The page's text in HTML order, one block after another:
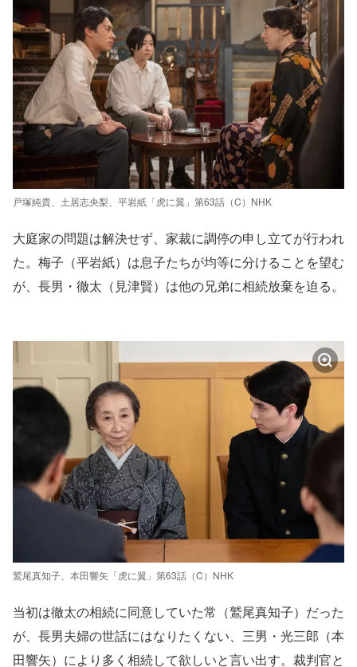
戸塚純貴、土居志央梨、平岩紙「虎に翼」第63話（C）NHK
大庭家の問題は解決せず、家裁に調停の申し立てが行われ
た。梅子（平岩紙）は息子たちが均等に分けることを望む
が、長男・徹太（見津賢）は他の兄弟に相続放棄を迫る。
鷲尾真知子、本田響矢「虎に翼」第63話（C）NHK
当初は徹太の相続に同意していた常（鷲尾真知子）だった
が、長男夫婦の世話にはなりたくない、三男・光三郎（本
田響矢）により多く相続して欲しいと言い出す。裁判官と